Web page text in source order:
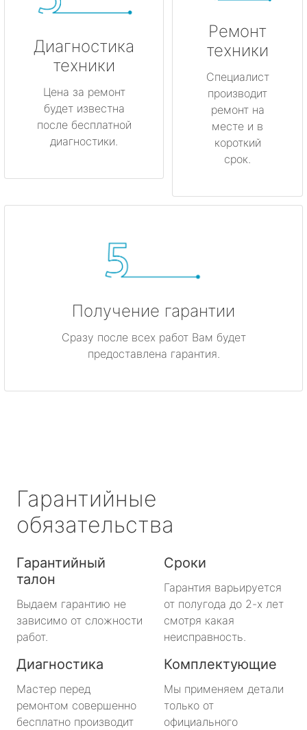
Диагностика
техники
Цена за ремонт
будет известна
после бесплатной
диагностики.
Ремонт
техники
Специалист
производит
ремонт на
месте и в
короткий
срок.
Получение гарантии
Сразу после всех работ Вам будет
предоставлена гарантия.
Гарантийные
обязательства
Гарантийный
талон
Выдаем гарантию не
зависимо от сложности
работ.
Сроки
Гарантия варьируется
от полугода до 2-х лет
смотря какая
неисправность.
Диагностика
Мастер перед
ремонтом совершенно
бесплатно производит
Комплектующие
Мы применяем детали
только от
официального